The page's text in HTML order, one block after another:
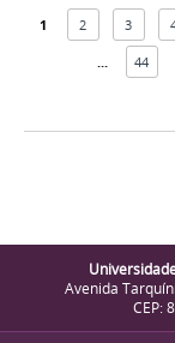
1 2 3
44
Avenida
CEP: